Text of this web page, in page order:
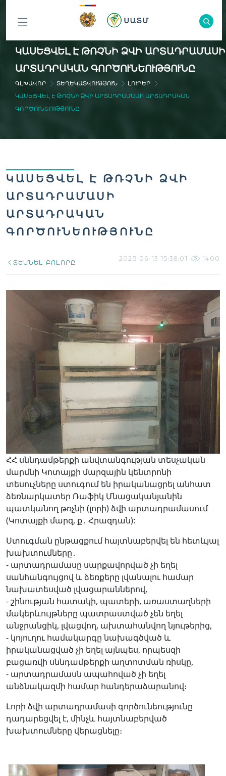
ԲՈԼՈՐ
ԲԱԺԻՆՆԵՐԸ
ԿԱՍԵՑՎԵԼ Է ԹՌՉՆԻ ՁՎԻ ԱՐՏԱԴՐԱՄԱՍԻ
ԱՐՏԱԴՐԱԿԱՆ ԳՈՐԾՈՒՆԵՈՒԹՅՈՒՆԸ
ԳԼԽԱՎՈՐ ՏԵՂԵԿԱՏՎՈՒԹՅՈՒՆ
ԼՈՒՐԵՐ
ԿԱՍԵՑՎԵԼ Է ԹՌՉՆԻ ՁՎԻ ԱՐՏԱԴՐԱՄԱՍԻ ԱՐՏԱԴՐԱԿԱՆ
ԳՈՐԾՈՒՆԵՈՒԹՅՈՒՆԸ
ԿԱՍԵՑՎԵԼ Է ԹՌՉՆԻ ՁՎԻ
ԱՐՏԱԴՐԱՄԱՍԻ
ԱՐՏԱԴՐԱԿԱՆ
ԳՈՐԾՈՒՆԵՈՒԹՅՈՒՆԸ
ՏԵՍՆԵԼ ԲՈԼՈՐԸ
2025-06-13 15:38:01 1400
ՀՀ սննդամթերքի անվտանգության տեսչական
մարմնի Կոտայքի մարզային կենտրոնի
տեսուչները ստուգում են իրականացրել անհատ
ձեռնարկատեր Ռաֆիկ Մնացականյանին
պատկանող թռչնի (լորի) ձվի արտադրամասում
(Կոտայքի մարզ, ք․ Հրազդան):
Ստուգման ընթացքում հայտնաբերվել են հետևյալ
խախտումները․
- արտադրամասը սարքավորված չի եղել
սանհանգույցով և ձեռքերը լվանալու համար
նախատեսված լվացարաններով,
- շինության հատակի, պատերի, առաստաղների
մակերևույթները պատրաստված չեն եղել
անջրանցիկ, լվացվող, ախտահանվող նյութերից,
- կոյուղու համակարգը նախագծված և
իրականացված չի եղել այնպես, որպեսզի
բացառվի սննդամթերքի աղտոտման ռիսկը,
- արտադրամասն ապահոված չի եղել
անձնակազմի համար հանդերաձարանով։
Լորի ձվի արտադրամասի գործունեությունը
դադարեցվել է, մինչև հայտնաբերված
խախտումները վերացնելը։